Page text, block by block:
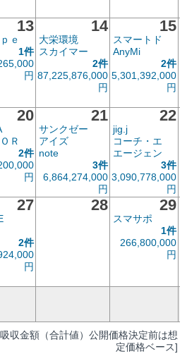
13
ｅ
1件
円
14
大栄環境
スカイマー
2件
87,225,876,000
円
15
スマートド
AnyMi
2件
5,301,392,000
円
20
Ｒ
2件
円
21
サンクゼー
アイズ
note
3件
6,864,274,000
円
22
jig.j
コーチ・エ
エージェン
3件
3,090,778,000
円
27
2件
円
28 29
スマサポ
1件
266,800,000
円
収金額（合計値）公開価格決定前は想
定価格ベース]